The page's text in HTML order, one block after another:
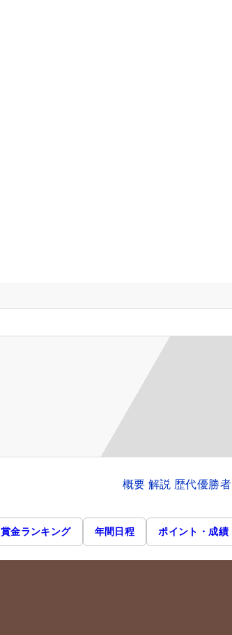
概要 解説 歴代優勝者
賞金ランキング 年間日程 ポイント・成績